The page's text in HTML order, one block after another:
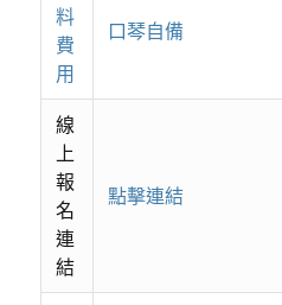
料
費
用
口琴自備
線
上
報
名
連
結
點擊連結